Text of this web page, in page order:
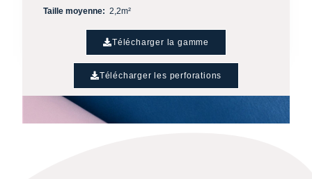
Taille moyenne:2,2m²
Télécharger la gamme
Télécharger les perforations